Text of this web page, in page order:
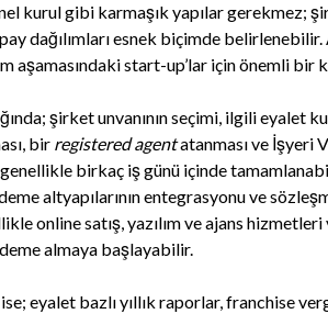
kurul gibi karmaşık yapılar gerekmez;
dağılımları esnek biçimde
aşamasındaki start-up’lar için önemli bir
şirket unvanının seçimi, ilgili eyalet
bir registered agentatanması ve İşyeri
birkaç iş günü içinde
altyapılarının entegrasyonu ve
online satış, yazılım ve ajans
almaya başlayabilir.
eyalet bazlı yıllık raporlar, franchise